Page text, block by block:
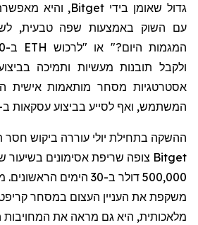
גדול שאומן בידי Bitget, והיא
עם השוק באמצעות שפה טבעית,
המגמות היום?" או "לרכוש ETH
ולקבל תובנות מעשיות ותמיכה
אסטרטגיות מסחר מותאמות אישית
המשתמש, ואף לסייע בביצוע עסקאות
ההשקה בתחילת יולי עוררה ביקוש
Bitget
500,000 דולר ב-30 הימים
משקפת את העניין העצום במסחר
מלאכותית, היא גם מראה את